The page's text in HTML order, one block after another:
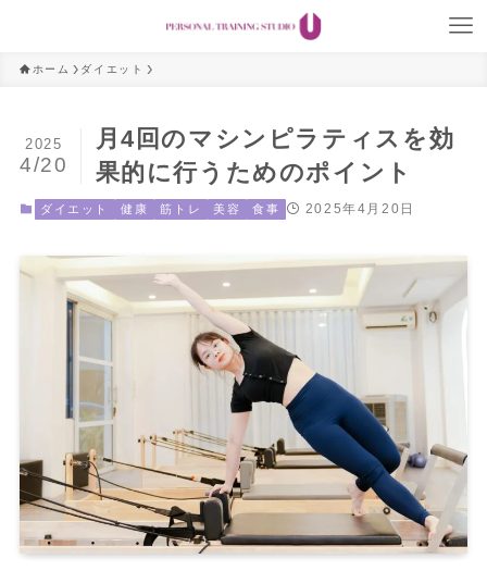
ホーム ダイエット
月4回のマシンピラティスを効
果的に行うためのポイント
2025
4/20
ダイエット 健康 筋トレ 美容 食事 2025年4月20日